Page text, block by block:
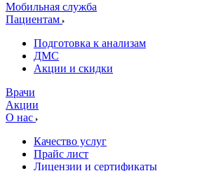
Мобильная служба
Пациентам
Подготовка к анализам
­ДМС
­Акции и скидки
Врачи
Акции
О нас
Качество услуг
Прайс лист
Лицензии и сертификаты